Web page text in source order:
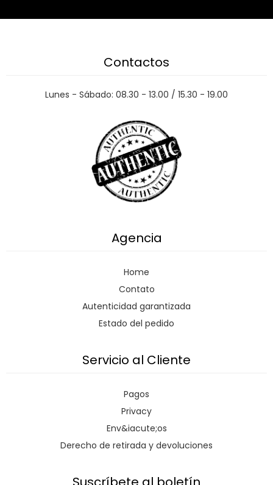
Contactos
Lunes - Sábado: 08.30 - 13.00 / 15.30 - 19.00
Agencia
Home
Contato
Autenticidad garantizada
Estado del pedido
Servicio al Cliente
Pagos
Privacy
Env&iacute;os
Derecho de retirada y devoluciones